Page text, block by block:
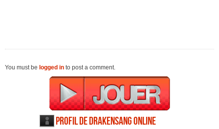
You must be logged in to post a comment.
Profil de Drakensang Online